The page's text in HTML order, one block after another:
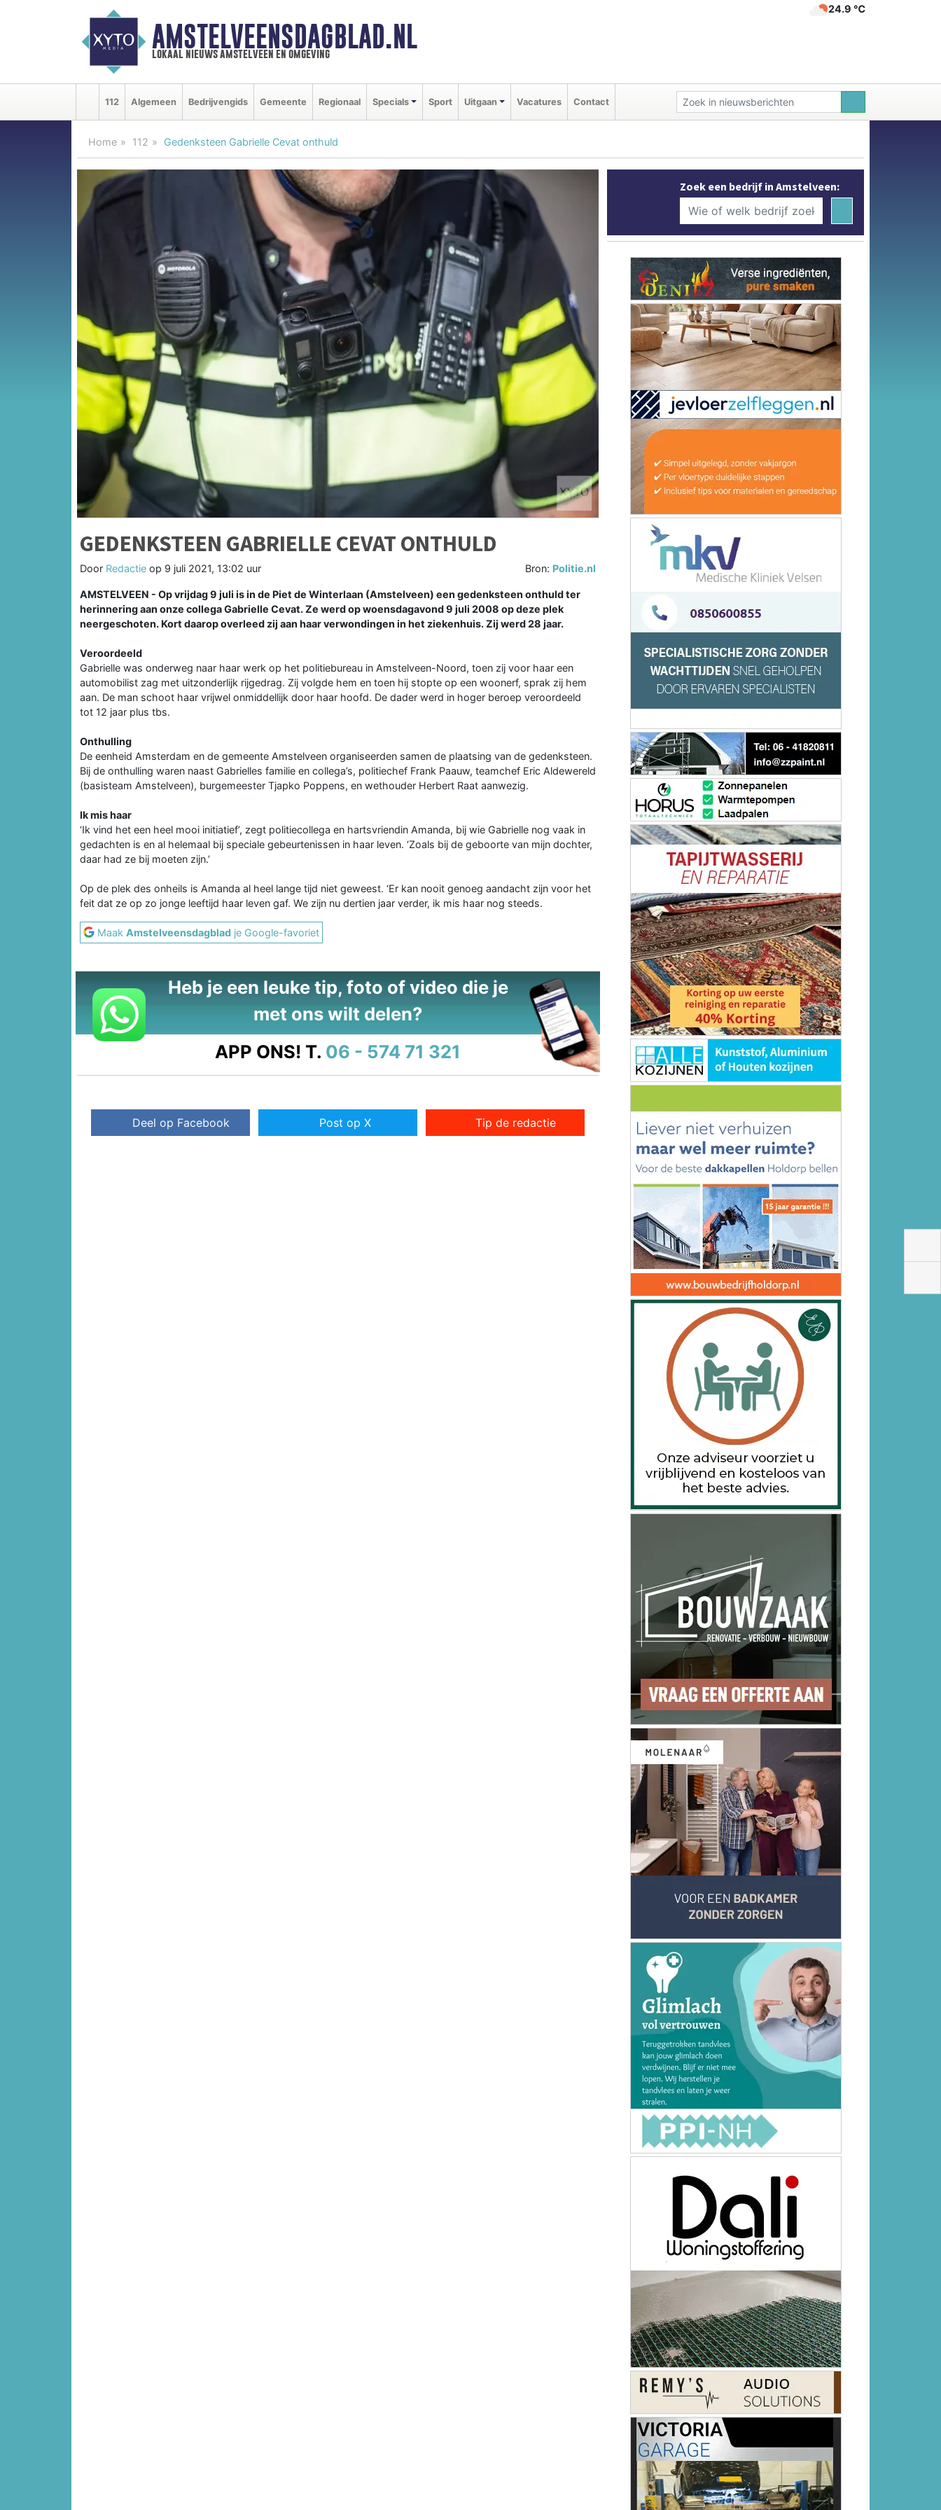
AMSTELVEENSDAGBLAD.NL
lokaal nieuws amstelveen en omgeving
24.9 ℃
112 Algemeen Bedrijvengids Gemeente Regionaal Specials Sport Uitgaan Vacatures Contact
Home 112 Gedenksteen Gabrielle Cevat onthuld
GEDENKSTEEN GABRIELLE CEVAT ONTHULD
Door Redactie op 9 juli 2021, 13:02 uur Bron: Politie.nl
AMSTELVEEN - Op vrijdag 9 juli is in de Piet de Winterlaan (Amstelveen) een gedenksteen onthuld ter
herinnering aan onze collega Gabrielle Cevat. Ze werd op woensdagavond 9 juli 2008 op deze plek
neergeschoten. Kort daarop overleed zij aan haar verwondingen in het ziekenhuis. Zij werd 28 jaar.
Veroordeeld
Gabrielle was onderweg naar haar werk op het politiebureau in Amstelveen-Noord, toen zij voor haar een
automobilist zag met uitzonderlijk rijgedrag. Zij volgde hem en toen hij stopte op een woonerf, sprak zij hem
aan. De man schoot haar vrijwel onmiddellijk door haar hoofd. De dader werd in hoger beroep veroordeeld
tot 12 jaar plus tbs.
Onthulling
De eenheid Amsterdam en de gemeente Amstelveen organiseerden samen de plaatsing van de gedenksteen.
Bij de onthulling waren naast Gabrielles familie en collega’s, politiechef Frank Paauw, teamchef Eric Aldewereld
(basisteam Amstelveen), burgemeester Tjapko Poppens, en wethouder Herbert Raat aanwezig.
Ik mis haar
‘Ik vind het een heel mooi initiatief’, zegt politiecollega en hartsvriendin Amanda, bij wie Gabrielle nog vaak in
gedachten is en al helemaal bij speciale gebeurtenissen in haar leven. ‘Zoals bij de geboorte van mijn dochter,
daar had ze bij moeten zijn.’
Op de plek des onheils is Amanda al heel lange tijd niet geweest. ‘Er kan nooit genoeg aandacht zijn voor het
feit dat ze op zo jonge leeftijd haar leven gaf. We zijn nu dertien jaar verder, ik mis haar nog steeds.
Maak Amstelveensdagblad je Google-favoriet
Heb je een leuke tip, foto of video die je
met ons wilt delen?
APP ONS! T. 06 - 574 71 321
Deel op Facebook Post op X Tip de redactie
Zoek een bedrijf in Amstelveen: